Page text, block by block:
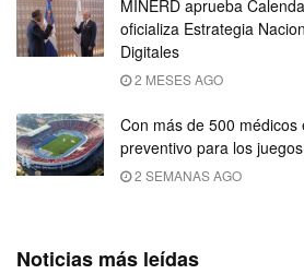
MINERD aprueba
oficializa Estrategia
Digitales
2 MESES AGO
Con más de 500 médicos
preventivo para los
2 SEMANAS AGO
Noticias más leídas